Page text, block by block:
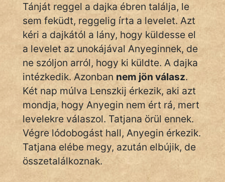
Tánját reggel a dajka ébren találja, le
sem feküdt, reggelig írta a levelet. Azt
kéri a dajkától a lány, hogy küldesse el
a levelet az unokájával Anyeginnek, de
ne szóljon arról, hogy ki küldte. A dajka
intézkedik. Azonban nem jön válasz.
Két nap múlva Lenszkij érkezik, aki azt
mondja, hogy Anyegin nem ért rá, mert
levelekre válaszol. Tatjana örül ennek.
Végre lódobogást hall, Anyegin érkezik.
Tatjana elébe megy, azután elbújik, de
összetalálkoznak.